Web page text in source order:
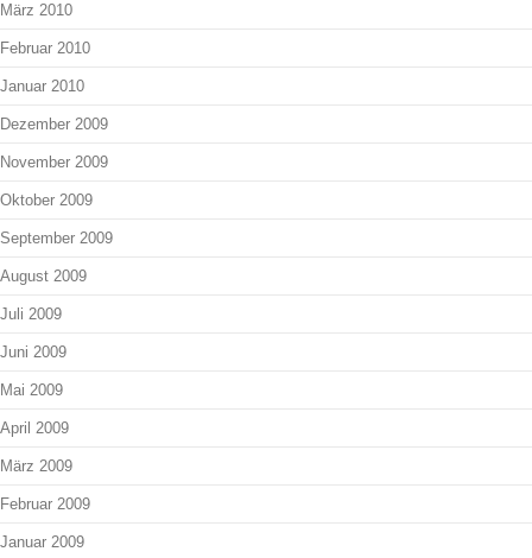
März 2010
Februar 2010
Januar 2010
Dezember 2009
November 2009
Oktober 2009
September 2009
August 2009
Juli 2009
Juni 2009
Mai 2009
April 2009
März 2009
Februar 2009
Januar 2009